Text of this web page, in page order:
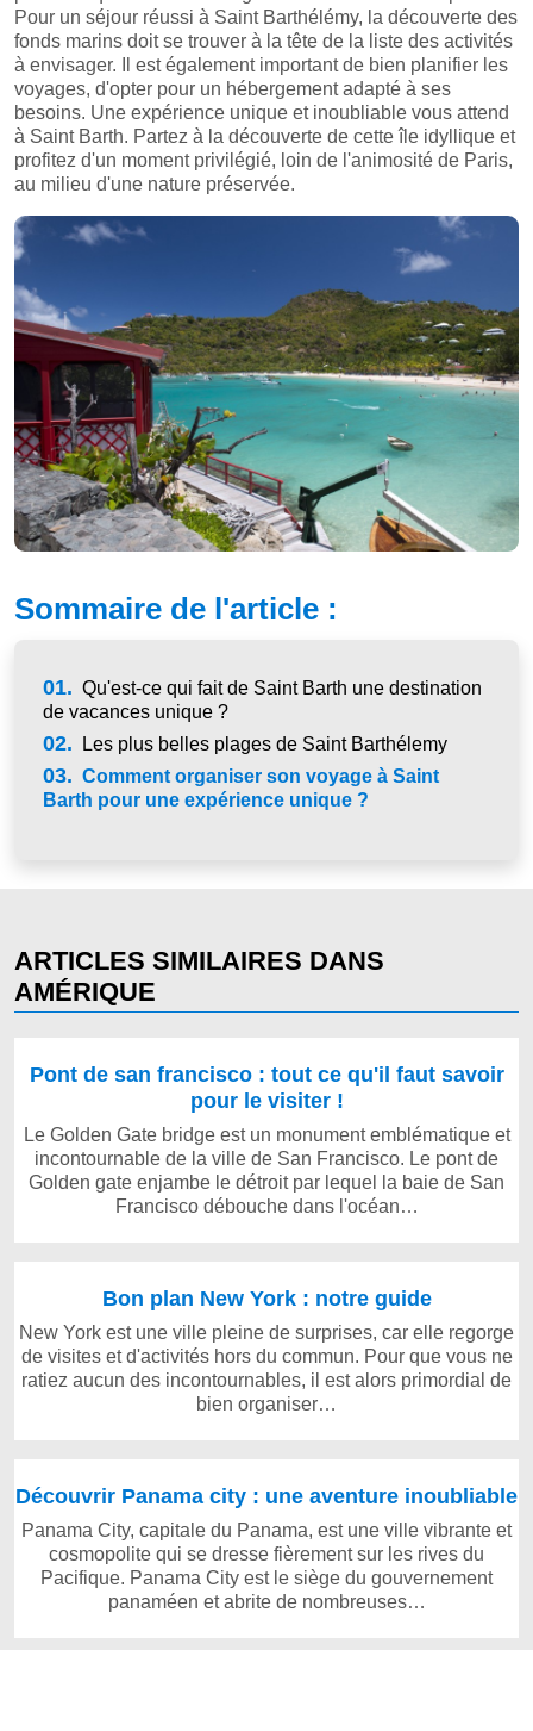
Pour un séjour réussi à Saint Barthélémy, la découverte des
fonds marins doit se trouver à la tête de la liste des activités
à envisager. Il est également important de bien planifier les
voyages, d'opter pour un hébergement adapté à ses
besoins. Une expérience unique et inoubliable vous attend
à Saint Barth. Partez à la découverte de cette île idyllique et
profitez d'un moment privilégié, loin de l'animosité de Paris,
au milieu d'une nature préservée.
Sommaire de l'article :
01. Qu'est-ce qui fait de Saint Barth une destination
de vacances unique ?
02. Les plus belles plages de Saint Barthélemy
03. Comment organiser son voyage à Saint
Barth pour une expérience unique ?
ARTICLES SIMILAIRES DANS
AMÉRIQUE
Pont de san francisco : tout ce qu'il faut savoir
pour le visiter !
Le Golden Gate bridge est un monument emblématique et
incontournable de la ville de San Francisco. Le pont de
Golden gate enjambe le détroit par lequel la baie de San
Francisco débouche dans l'océan…
Bon plan New York : notre guide
New York est une ville pleine de surprises, car elle regorge
de visites et d'activités hors du commun. Pour que vous ne
ratiez aucun des incontournables, il est alors primordial de
bien organiser…
Découvrir Panama city : une aventure inoubliable
Panama City, capitale du Panama, est une ville vibrante et
cosmopolite qui se dresse fièrement sur les rives du
Pacifique. Panama City est le siège du gouvernement
panaméen et abrite de nombreuses…